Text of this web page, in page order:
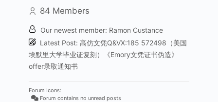
84 Members
Our newest member: Ramon Custance
Latest Post: 高仿文凭Q&VX:185 572498（美国
埃默里大学毕业证复刻）《Emory文凭证书伪造》
offer录取通知书
Forum Icons:
Forum contains no unread posts